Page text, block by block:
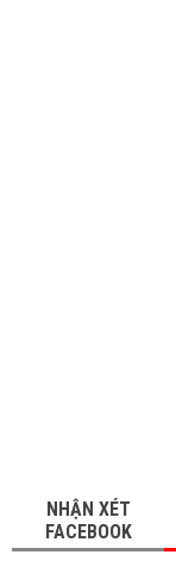
NHẬN XÉT
FACEBOOK